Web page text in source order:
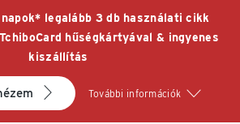
legalább 3 db használati cikk
hűségkártyával & ingyenes
kiszállítás
További információk